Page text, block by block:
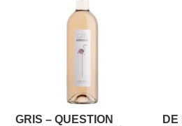
GRIS – QUESTION
DE